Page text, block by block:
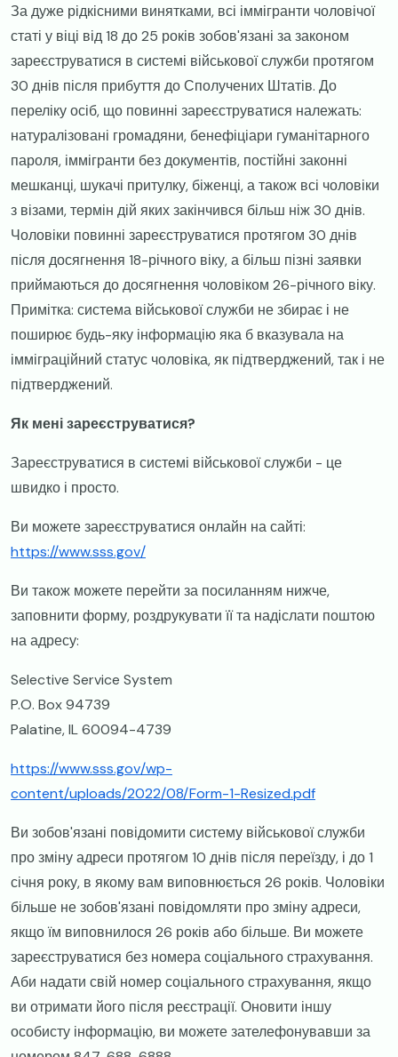
За дуже рідкісними винятками, всі іммігранти чоловічої
статі у віці від 18 до 25 років зобов'язані за законом
зареєструватися в системі військової служби протягом
30 днів після прибуття до Сполучених Штатів. До
переліку осіб, що повинні зареєструватися належать:
натуралізовані громадяни, бенефіціари гуманітарного
пароля, іммігранти без документів, постійні законні
мешканці, шукачі притулку, біженці, а також всі чоловіки
з візами, термін дій яких закінчився більш ніж 30 днів.
Чоловіки повинні зареєструватися протягом 30 днів
після досягнення 18-річного віку, а більш пізні заявки
приймаються до досягнення чоловіком 26-річного віку.
Примітка: система військової служби не збирає і не
поширює будь-яку інформацію яка б вказувала на
імміграційний статус чоловіка, як підтверджений, так і не
підтверджений.
Як мені зареєструватися?
Зареєструватися в системі військової служби - це
швидко і просто.
Ви можете зареєструватися онлайн на сайті:
https://www.sss.gov/
Ви також можете перейти за посиланням нижче,
заповнити форму, роздрукувати її та надіслати поштою
на адресу:
Selective Service System
P.O. Box 94739
Palatine, IL 60094-4739
https://www.sss.gov/wp-
content/uploads/2022/08/Form-1-Resized.pdf
Ви зобов'язані повідомити систему військової служби
про зміну адреси протягом 10 днів після переїзду, і до 1
січня року, в якому вам виповнюється 26 років. Чоловіки
більше не зобов'язані повідомляти про зміну адреси,
якщо їм виповнилося 26 років або більше. Ви можете
зареєструватися без номера соціального страхування.
Аби надати свій номер соціального страхування, якщо
ви отримати його після реєстрації. Оновити іншу
особисту інформацію, ви можете зателефонувавши за